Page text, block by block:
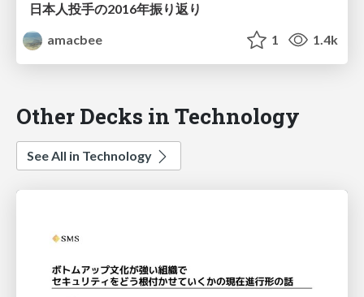
日本人投手の2016年振り返り
amacbee
1 1.4k
Other Decks in Technology
See All in Technology